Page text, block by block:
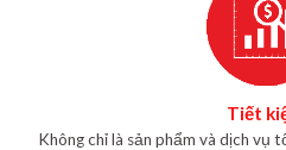
Tiết
Không chỉ là sản phẩm và dịch vụ